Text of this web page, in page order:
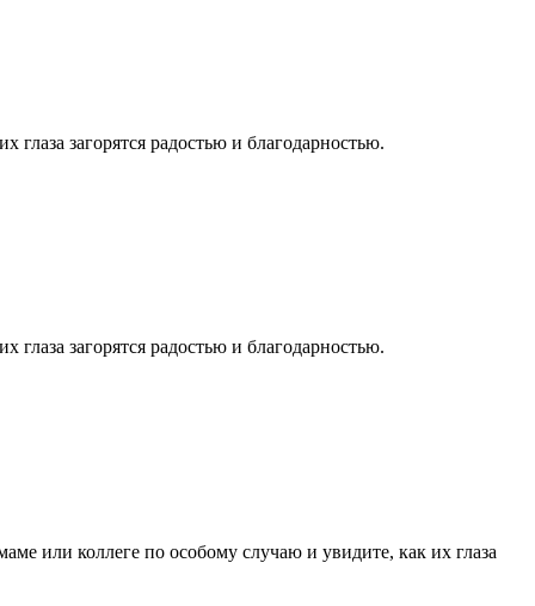
загорятся радостью и благодарностью.
загорятся радостью и благодарностью.
или коллеге по особому случаю и увидите, как их глаза